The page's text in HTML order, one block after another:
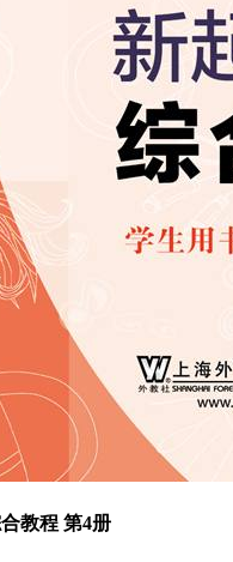
教程 第4册